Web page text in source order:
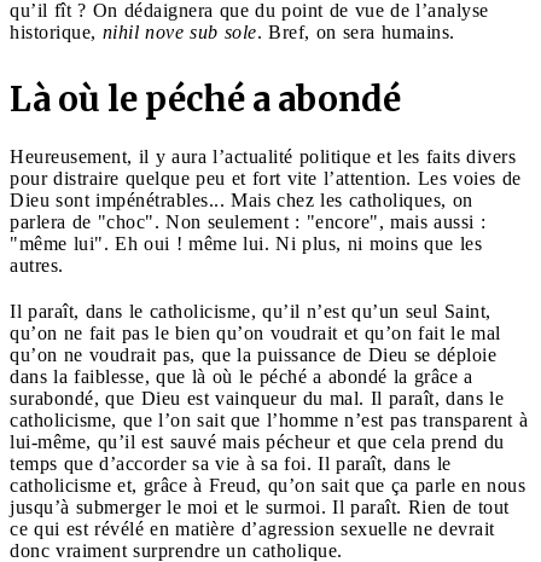
qu’il fît ? On dédaignera que du point de vue de l’analyse
historique, nihil nove sub sole. Bref, on sera humains.
Là où le péché a abondé
Heureusement, il y aura l’actualité politique et les faits divers
pour distraire quelque peu et fort vite l’attention. Les voies de
Dieu sont impénétrables... Mais chez les catholiques, on
parlera de "choc". Non seulement : "encore", mais aussi :
"même lui". Eh oui ! même lui. Ni plus, ni moins que les
autres.
Il paraît, dans le catholicisme, qu’il n’est qu’un seul Saint,
qu’on ne fait pas le bien qu’on voudrait et qu’on fait le mal
qu’on ne voudrait pas, que la puissance de Dieu se déploie
dans la faiblesse, que là où le péché a abondé la grâce a
surabondé, que Dieu est vainqueur du mal. Il paraît, dans le
catholicisme, que l’on sait que l’homme n’est pas transparent à
lui-même, qu’il est sauvé mais pécheur et que cela prend du
temps que d’accorder sa vie à sa foi. Il paraît, dans le
catholicisme et, grâce à Freud, qu’on sait que ça parle en nous
jusqu’à submerger le moi et le surmoi. Il paraît. Rien de tout
ce qui est révélé en matière d’agression sexuelle ne devrait
donc vraiment surprendre un catholique.